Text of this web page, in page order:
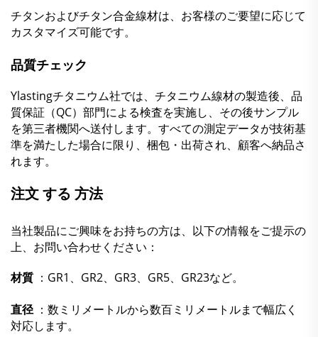
チタンおよびチタン合金線材は、お客様のご要望に応じて
カスタマイズ可能です。
品質チェック
Ylastingチタニウム社では、チタニウム線材の製造後、品
質保証（QC）部門による検査を実施し、その後サンプル
を第三者機関へ送付します。すべての測定データが技術基
準を満たした場合に限り、梱包・出荷され、顧客へ納品さ
れます。
注文 する 方法
当社製品にご興味をお持ちの方は、以下の情報をご提示の
上、お問い合わせください：
材質 ：GR1、GR2、GR3、GR5、GR23など。
直径 ：数ミリメートルから数百ミリメートルまで幅広く
対応します。